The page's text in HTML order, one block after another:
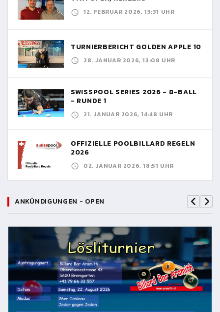
12. FEBRUAR 2026, 13:31 UHR
TURNIERBERICHT GOLDEN APPLE 10
28. JANUAR 2026, 13:08 UHR
SWISSPOOL SERIES 2026 - 8-BALL
- RUNDE 1
21. JANUAR 2026, 14:48 UHR
OFFIZIELLE POOLBILLARD REGELN
2026
02. JANUAR 2026, 18:51 UHR
ANKÜNDIGUNGEN - OPEN